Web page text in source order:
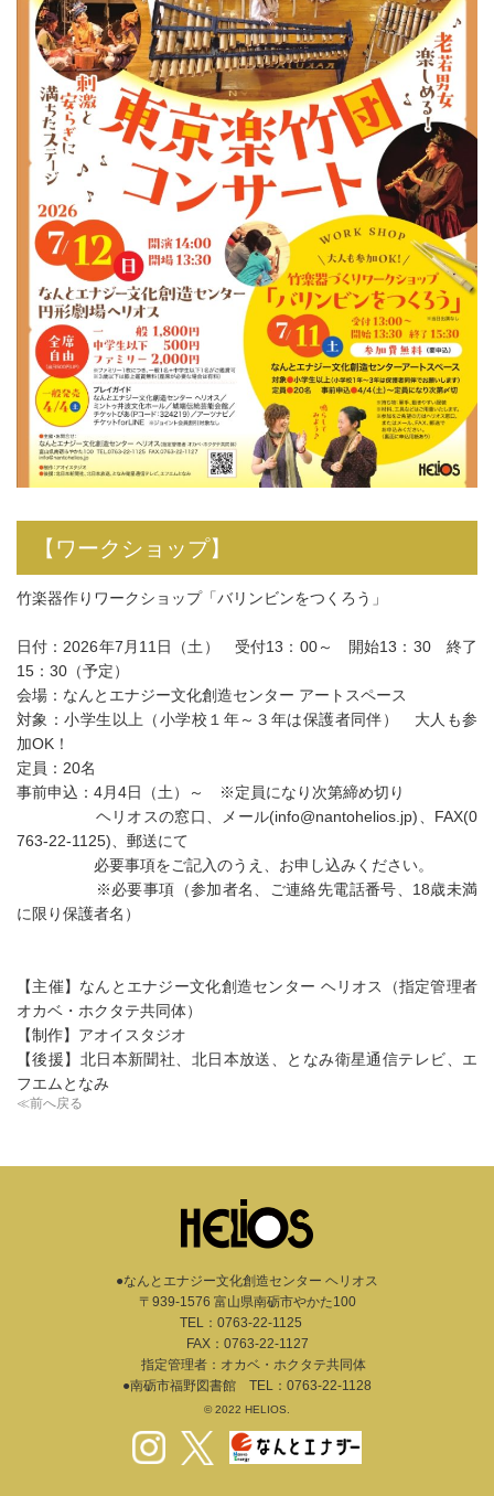
【ワークショップ】
竹楽器作りワークショップ「バリンビンをつくろう」
日付：2026年7月11日（土） 受付13：00～ 開始13：30 終了
15：30（予定）
会場：なんとエナジー文化創造センター アートスペース
対象：小学生以上（小学校１年～３年は保護者同伴） 大人も参
加OK！
定員：20名
事前申込：4月4日（土）～ ※定員になり次第締め切り
ヘリオスの窓口、メール(info@nantohelios.jp)、FAX(0
763-22-1125)、郵送にて
必要事項をご記入のうえ、お申し込みください。
※必要事項（参加者名、ご連絡先電話番号、18歳未満
に限り保護者名）
【主催】なんとエナジー文化創造センター ヘリオス（指定管理者
オカベ・ホクタテ共同体）
【制作】アオイスタジオ
【後援】北日本新聞社、北日本放送、となみ衛星通信テレビ、エ
フエムとなみ
≪前へ戻る
●なんとエナジー文化創造センター ヘリオス
〒939-1576 富山県南砺市やかた100
TEL： 0763-22-1125
FAX：0763-22-1127
指定管理者：オカベ・ホクタテ共同体
●南砺市福野図書館 TEL： 0763-22-1128
© 2022 HELIOS.